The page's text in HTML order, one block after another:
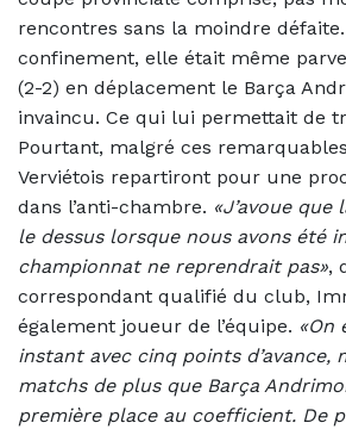
rencontres sans la moindre
confinement, elle était même
(2-2) en déplacement le Barça
invaincu. Ce qui lui permettait de
Pourtant, malgré ces
Verviétois repartiront pour une
dans l’anti-chambre. «J’avoue
le dessus lorsque nous avons été
championnat ne reprendrait pas»,
correspondant qualifié du club,
également joueur de l’équipe. «On
instant avec cinq points d’avance,
matchs de plus que Barça
première place au coefficient. De